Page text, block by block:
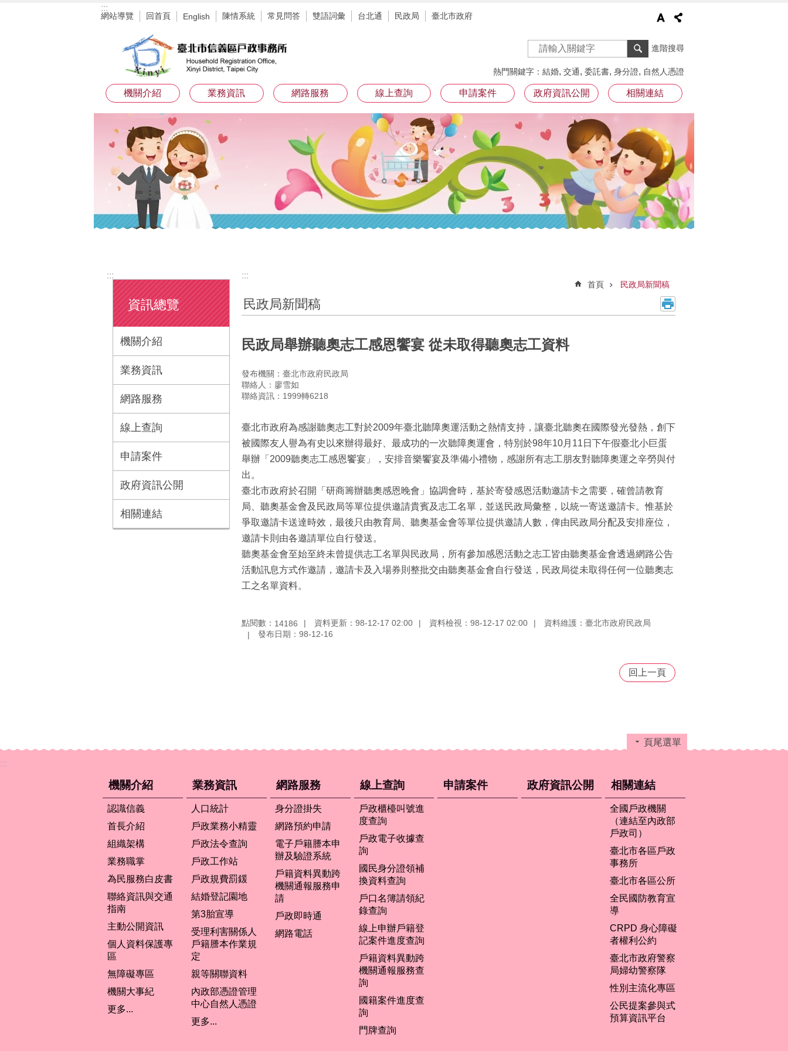
:::
網站導覽 回首頁 English 陳情系統 常見問答 雙語詞彙 台北通 民政局 臺北市政府
進階搜尋
熱門關鍵字 結婚 交通 委託書 身分證 自然人憑證
機關介紹 業務資訊 網路服務 線上查詢 申請案件 政府資訊公開 相關連結
:::
資訊總覽
機關介紹
業務資訊
網路服務
線上查詢
申請案件
政府資訊公開
相關連結
:::
首頁 民政局新聞稿
民政局新聞稿
民政局舉辦聽奧志工感恩饗宴 從未取得聽奧志工資料
發布機關：臺北市政府民政局
聯絡人：廖雪如
聯絡資訊：1999轉6218
臺北市政府為感謝聽奧志工對於2009年臺北聽障奧運活動之熱情支持，讓臺北聽奧在國際發光發熱，創下
被國際友人譽為有史以來辦得最好、最成功的一次聽障奧運會，特別於98年10月11日下午假臺北小巨蛋
舉辦「2009聽奧志工感恩饗宴」，安排音樂饗宴及準備小禮物，感謝所有志工朋友對聽障奧運之辛勞與付
出。
臺北市政府於召開「研商籌辦聽奧感恩晚會」協調會時，基於寄發感恩活動邀請卡之需要，確曾請教育
局、聽奧基金會及民政局等單位提供邀請貴賓及志工名單，並送民政局彙整，以統一寄送邀請卡。惟基於
爭取邀請卡送達時效，最後只由教育局、聽奧基金會等單位提供邀請人數，俾由民政局分配及安排座位，
邀請卡則由各邀請單位自行發送。
聽奧基金會至始至終未曾提供志工名單與民政局，所有參加感恩活動之志工皆由聽奧基金會透過網路公告
活動訊息方式作邀請，邀請卡及入場券則整批交由聽奧基金會自行發送，民政局從未取得任何一位聽奧志
工之名單資料。
點閱數： 14186 資料更新：98-12-17 02:00 資料檢視：98-12-17 02:00
資料維護：臺北市政府民政局
發布日期：98-12-16
回上一頁
頁尾選單
:::
機關介紹
認識信義
首長介紹
組織架構
業務職掌
為民服務白皮書
聯絡資訊與交通
指南
主動公開資訊
個人資料保護專
區
無障礙專區
機關大事紀
更多...
業務資訊
人口統計
戶政業務小精靈
戶政法令查詢
戶政工作站
戶政規費罰鍰
結婚登記園地
第3胎宣導
受理利害關係人
戶籍謄本作業規
定
親等關聯資料
內政部憑證管理
中心自然人憑證
更多...
網路服務
身分證掛失
網路預約申請
電子戶籍謄本申
辦及驗證系統
戶籍資料異動跨
機關通報服務申
請
戶政即時通
網路電話
線上查詢
戶政櫃檯叫號進
度查詢
戶政電子收據查
詢
國民身分證領補
換資料查詢
戶口名簿請領紀
錄查詢
線上申辦戶籍登
記案件進度查詢
戶籍資料異動跨
機關通報服務查
詢
國籍案件進度查
詢
門牌查詢
申請案件 政府資訊公開 相關連結
全國戶政機關
（連結至內政部
戶政司）
臺北市各區戶政
事務所
臺北市各區公所
全民國防教育宣
導
CRPD 身心障礙
者權利公約
臺北市政府警察
局婦幼警察隊
性別主流化專區
公民提案參與式
預算資訊平台